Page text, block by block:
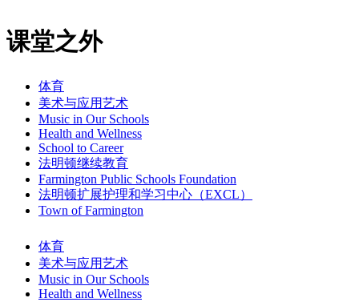
课堂之外
体育
美术与应用艺术
Music in Our Schools
Health and Wellness
School to Career
法明顿继续教育
Farmington Public Schools Foundation
法明顿扩展护理和学习中心（EXCL）
Town of Farmington
体育
美术与应用艺术
Music in Our Schools
Health and Wellness